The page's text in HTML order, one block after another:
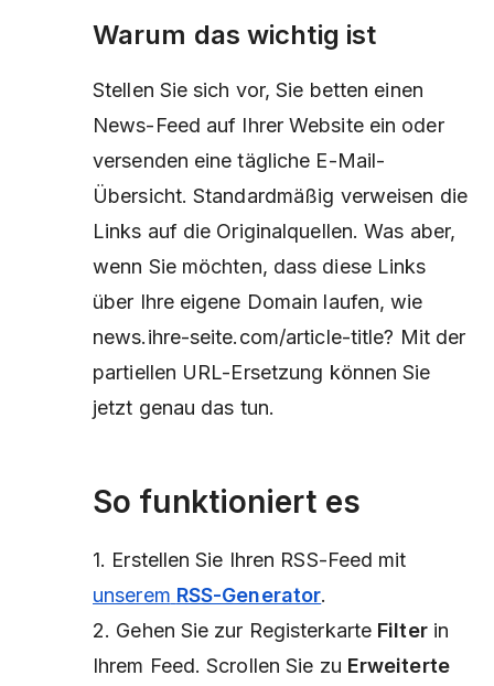
Warum das wichtig ist
Stellen Sie sich vor, Sie betten einen
News-Feed auf Ihrer Website ein oder
versenden eine tägliche E-Mail-
Übersicht. Standardmäßig verweisen die
Links auf die Originalquellen. Was aber,
wenn Sie möchten, dass diese Links
über Ihre eigene Domain laufen, wie
news.ihre-seite.com/article-title? Mit der
partiellen URL-Ersetzung können Sie
jetzt genau das tun.
So funktioniert es
1. Erstellen Sie Ihren RSS-Feed mit
unserem RSS-Generator.
2. Gehen Sie zur Registerkarte Filterin
Ihrem Feed. Scrollen Sie zu Erweiterte